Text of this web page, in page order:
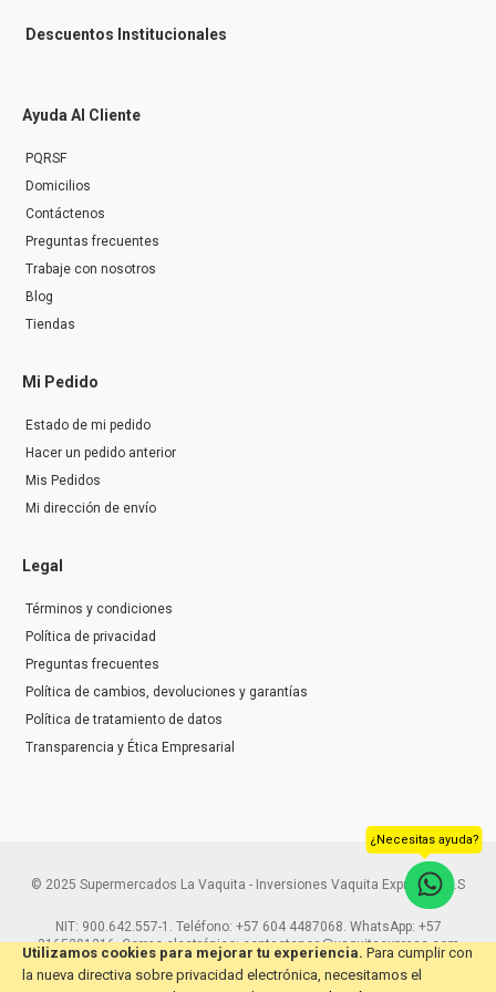
Utilizamos cookies para mejorar tu experiencia. Para cumplir con
la nueva directiva sobre privacidad electrónica, necesitamos el
Descuentos Institucionales
Ayuda Al Cliente
PQRSF
Domicilios
Contáctenos
Preguntas frecuentes
Trabaje con nosotros
Blog
Tiendas
Mi Pedido
Estado de mi pedido
Hacer un pedido anterior
Mis Pedidos
Mi dirección de envío
Legal
Términos y condiciones
Política de privacidad
Preguntas frecuentes
Política de cambios, devoluciones y garantías
Política de tratamiento de datos
Transparencia y Ética Empresarial
© 2025 Supermercados La Vaquita - Inversiones Vaquita Express S.A.S
NIT: 900.642.557-1. Teléfono: +57 604 4487068. WhatsApp: +57
3165291216. Correo electrónico: contactenos@vaquitaexpress.com
¿Necesitas ayuda?